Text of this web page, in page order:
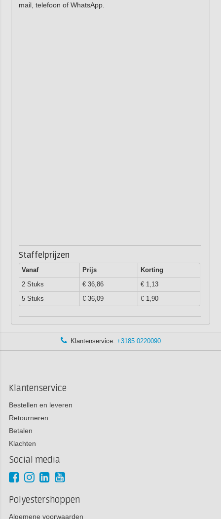
mail, telefoon of WhatsApp.
Staffelprijzen
Vanaf Prijs
Korting
2 Stuks
€ 36,86
€ 1,13
5 Stuks
€ 36,09 € 1,90
Klantenservice: +3185 0220090
Klantenservice
Bestellen en leveren
Retourneren
Betalen
Klachten
Social media
Polyestershoppen
Algemene voorwaarden